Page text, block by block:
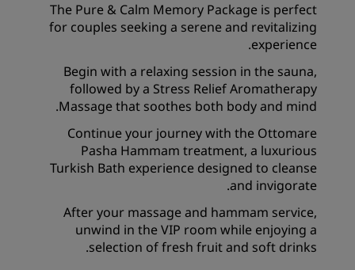
The Pure & Calm Memory Package is perfect
for couples seeking a serene and revitalizing
experience.
Begin with a relaxing session in the sauna,
followed by a Stress Relief Aromatherapy
Massage that soothes both body and mind.
Continue your journey with the Ottomare
Pasha Hammam treatment, a luxurious
Turkish Bath experience designed to cleanse
and invigorate.
After your massage and hammam service,
unwind in the VIP room while enjoying a
selection of fresh fruit and soft drinks.